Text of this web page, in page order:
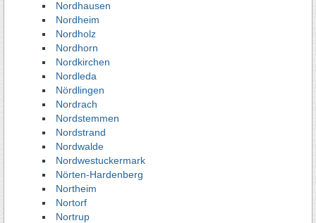
Nordhausen
Nordheim
Nordholz
Nordhorn
Nordkirchen
Nordleda
Nördlingen
Nordrach
Nordstemmen
Nordstrand
Nordwalde
Nordwestuckermark
Nörten-Hardenberg
Northeim
Nortorf
Nortrup